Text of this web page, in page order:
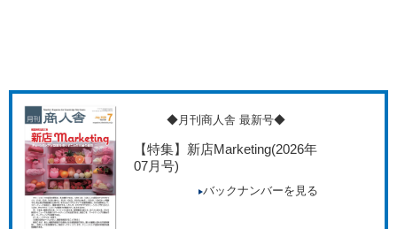
◆月刊商人舎 最新号◆
【特集】新店Marketing(2026年
07月号)
バックナンバーを見る